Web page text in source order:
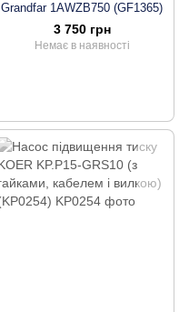
Grandfar 1AWZB750 (GF1365)
3 750 грн
Немає в наявності